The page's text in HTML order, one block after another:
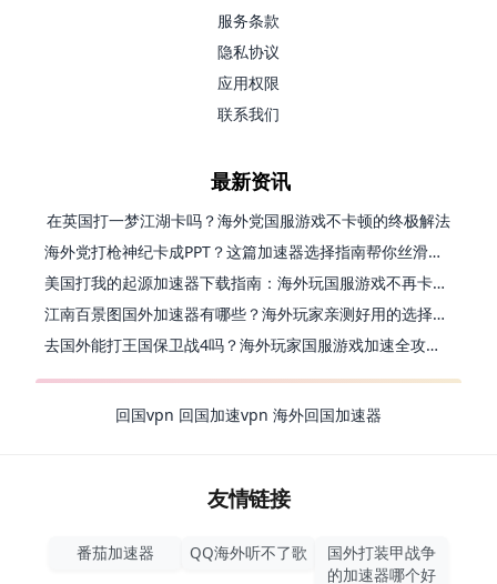
服务条款
隐私协议
应用权限
联系我们
最新资讯
在英国打一梦江湖卡吗？海外党国服游戏不卡顿的终极解法
海外党打枪神纪卡成PPT？这篇加速器选择指南帮你丝滑上分
美国打我的起源加速器下载指南：海外玩国服游戏不再卡的终极方案
江南百景图国外加速器有哪些？海外玩家亲测好用的选择与避坑指南
去国外能打王国保卫战4吗？海外玩家国服游戏加速全攻略（附公主连结幻想江湖实测）
回国vpn 回国加速vpn 海外回国加速器
友情链接
番茄加速器 QQ海外听不了歌
国外打装甲战争
的加速器哪个好